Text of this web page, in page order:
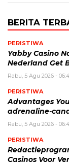
BERITA
PERISTIWA
Yabby Casino
Nederland Get
Rabu, 5 Agu 2026 -
PERISTIWA
Advantages
adrenaline-
Rabu, 5 Agu 2026 -
PERISTIWA
Casinos Voor